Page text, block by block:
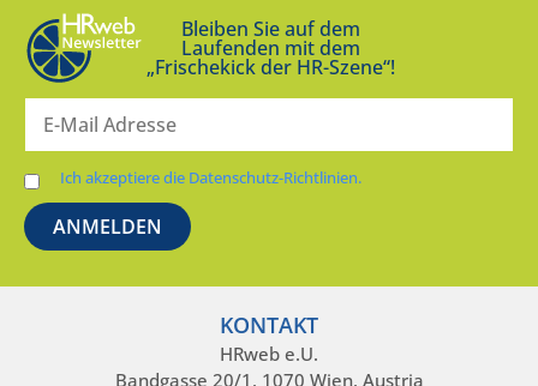
Bleiben Sie auf dem
Laufenden mit dem
„Frischekick der HR-Szene“!
Ich akzeptiere die Datenschutz-Richtlinien.
KONTAKT
HRweb e.U.
Bandgasse 20/1, 1070 Wien, Austria